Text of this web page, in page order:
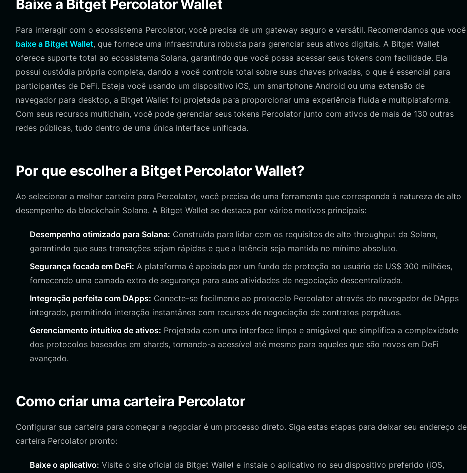
Baixe a Bitget Percolator Wallet
Para interagir com o ecossistema Percolator, você precisa de um gateway seguro e versátil. Recomendamos que você
baixe a Bitget Wallet, que fornece uma infraestrutura robusta para gerenciar seus ativos digitais. A Bitget Wallet
oferece suporte total ao ecossistema Solana, garantindo que você possa acessar seus tokens com facilidade. Ela
possui custódia própria completa, dando a você controle total sobre suas chaves privadas, o que é essencial para
participantes de DeFi. Esteja você usando um dispositivo iOS, um smartphone Android ou uma extensão de
navegador para desktop, a Bitget Wallet foi projetada para proporcionar uma experiência fluida e multiplataforma.
Com seus recursos multichain, você pode gerenciar seus tokens Percolator junto com ativos de mais de 130 outras
redes públicas, tudo dentro de uma única interface unificada.
Por que escolher a Bitget Percolator Wallet?
Ao selecionar a melhor carteira para Percolator, você precisa de uma ferramenta que corresponda à natureza de alto
desempenho da blockchain Solana. A Bitget Wallet se destaca por vários motivos principais:
Desempenho otimizado para Solana: Construída para lidar com os requisitos de alto throughput da Solana,
garantindo que suas transações sejam rápidas e que a latência seja mantida no mínimo absoluto.
Segurança focada em DeFi: A plataforma é apoiada por um fundo de proteção ao usuário de US$ 300 milhões,
fornecendo uma camada extra de segurança para suas atividades de negociação descentralizada.
Integração perfeita com DApps: Conecte-se facilmente ao protocolo Percolator através do navegador de DApps
integrado, permitindo interação instantânea com recursos de negociação de contratos perpétuos.
Gerenciamento intuitivo de ativos: Projetada com uma interface limpa e amigável que simplifica a complexidade
dos protocolos baseados em shards, tornando-a acessível até mesmo para aqueles que são novos em DeFi
avançado.
Como criar uma carteira Percolator
Configurar sua carteira para começar a negociar é um processo direto. Siga estas etapas para deixar seu endereço de
carteira Percolator pronto:
Baixe o aplicativo: Visite o site oficial da Bitget Wallet e instale o aplicativo no seu dispositivo preferido (iOS,